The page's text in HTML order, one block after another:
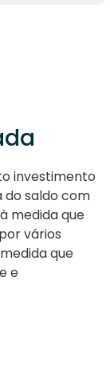
investimento
do saldo com
medida que
vários
que
e